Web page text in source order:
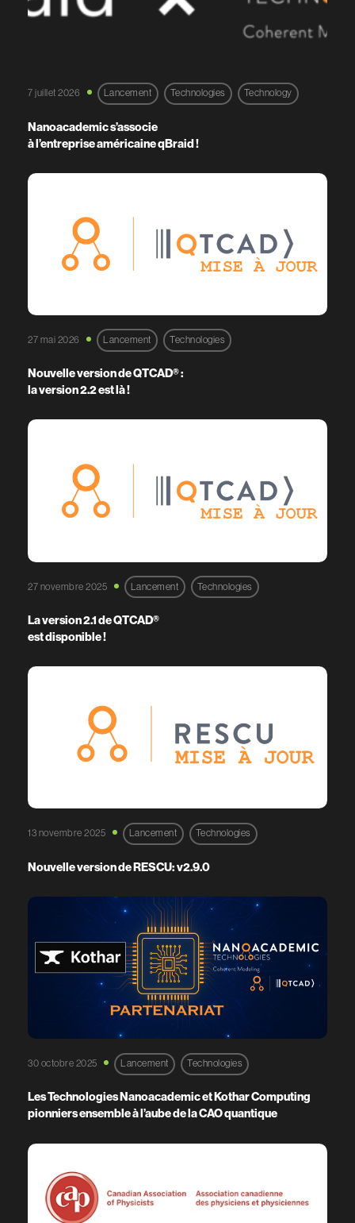
7 juillet 2026 Lancement Technologies Technology
Nanoacademic s’associe
à l’entreprise américaine qBraid !
27 mai 2026 Lancement Technologies
Nouvelle version de QTCAD® :
la version 2.2 est là !
27 novembre 2025 Lancement Technologies
La version 2.1 de QTCAD®
est disponible !
13 novembre 2025 Lancement Technologies
Nouvelle version de RESCU: v2.9.0
30 octobre 2025 Lancement Technologies
Les Technologies Nanoacademic et Kothar Computing
pionniers ensemble à l’aube de la CAO quantique